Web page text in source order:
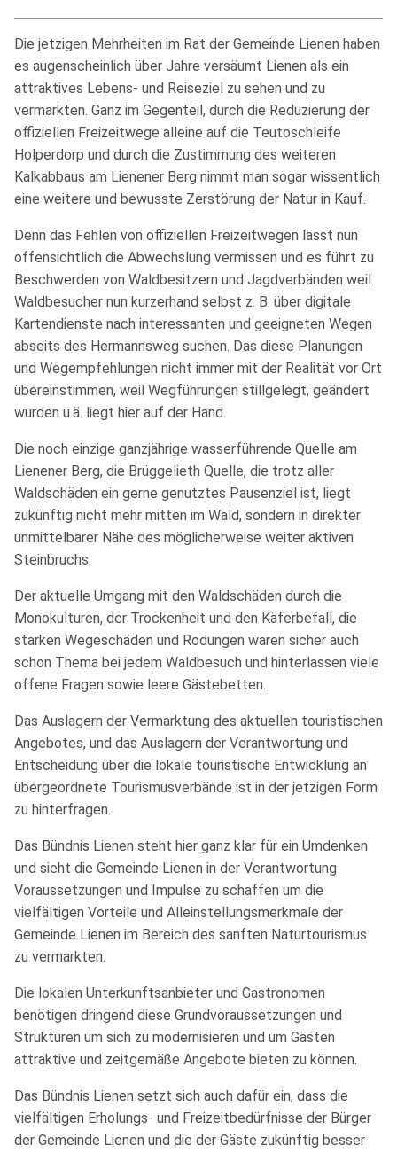
Die jetzigen Mehrheiten im Rat der Gemeinde Lienen haben
es augenscheinlich über Jahre versäumt Lienen als ein
attraktives Lebens- und Reiseziel zu sehen und zu
vermarkten. Ganz im Gegenteil, durch die Reduzierung der
offiziellen Freizeitwege alleine auf die Teutoschleife
Holperdorp und durch die Zustimmung des weiteren
Kalkabbaus am Lienener Berg nimmt man sogar wissentlich
eine weitere und bewusste Zerstörung der Natur in Kauf.
Denn das Fehlen von offiziellen Freizeitwegen lässt nun
offensichtlich die Abwechslung vermissen und es führt zu
Beschwerden von Waldbesitzern und Jagdverbänden weil
Waldbesucher nun kurzerhand selbst z. B. über digitale
Kartendienste nach interessanten und geeigneten Wegen
abseits des Hermannsweg suchen. Das diese Planungen
und Wegempfehlungen nicht immer mit der Realität vor Ort
übereinstimmen, weil Wegführungen stillgelegt, geändert
wurden u.ä. liegt hier auf der Hand.
Die noch einzige ganzjährige wasserführende Quelle am
Lienener Berg, die Brüggelieth Quelle, die trotz aller
Waldschäden ein gerne genutztes Pausenziel ist, liegt
zukünftig nicht mehr mitten im Wald, sondern in direkter
unmittelbarer Nähe des möglicherweise weiter aktiven
Steinbruchs.
Der aktuelle Umgang mit den Waldschäden durch die
Monokulturen, der Trockenheit und den Käferbefall, die
starken Wegeschäden und Rodungen waren sicher auch
schon Thema bei jedem Waldbesuch und hinterlassen viele
offene Fragen sowie leere Gästebetten.
Das Auslagern der Vermarktung des aktuellen touristischen
Angebotes, und das Auslagern der Verantwortung und
Entscheidung über die lokale touristische Entwicklung an
übergeordnete Tourismusverbände ist in der jetzigen Form
zu hinterfragen.
Das Bündnis Lienen steht hier ganz klar für ein Umdenken
und sieht die Gemeinde Lienen in der Verantwortung
Voraussetzungen und Impulse zu schaffen um die
vielfältigen Vorteile und Alleinstellungsmerkmale der
Gemeinde Lienen im Bereich des sanften Naturtourismus
zu vermarkten.
Die lokalen Unterkunftsanbieter und Gastronomen
benötigen dringend diese Grundvoraussetzungen und
Strukturen um sich zu modernisieren und um Gästen
attraktive und zeitgemäße Angebote bieten zu können.
Das Bündnis Lienen setzt sich auch dafür ein, dass die
vielfältigen Erholungs- und Freizeitbedürfnisse der Bürger
der Gemeinde Lienen und die der Gäste zukünftig besser